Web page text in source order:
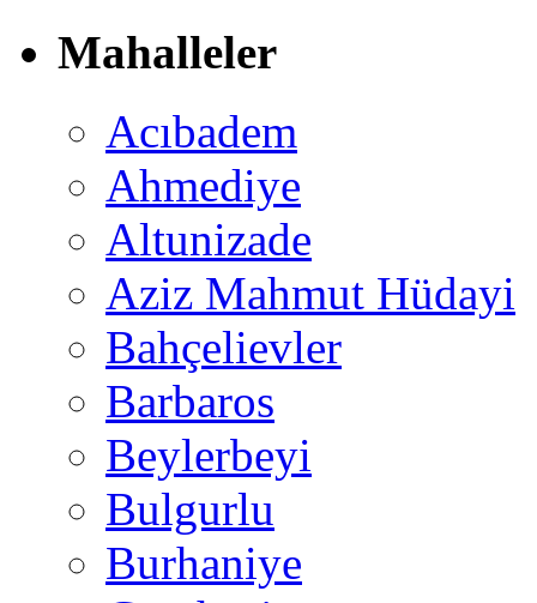
Mahalleler
Acıbadem
Ahmediye
Altunizade
Aziz Mahmut Hüdayi
Bahçelievler
Barbaros
Beylerbeyi
Bulgurlu
Burhaniye